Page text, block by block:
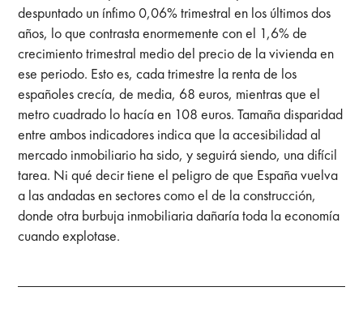
despuntado un ínfimo 0,06% trimestral en los últimos dos
años, lo que contrasta enormemente con el 1,6% de
crecimiento trimestral medio del precio de la vivienda en
ese periodo. Esto es, cada trimestre la renta de los
españoles crecía, de media, 68 euros, mientras que el
metro cuadrado lo hacía en 108 euros. Tamaña disparidad
entre ambos indicadores indica que la accesibilidad al
mercado inmobiliario ha sido, y seguirá siendo, una difícil
tarea. Ni qué decir tiene el peligro de que España vuelva
a las andadas en sectores como el de la construcción,
donde otra burbuja inmobiliaria dañaría toda la economía
cuando explotase.